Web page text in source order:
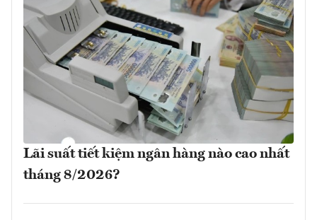
Lãi suất tiết kiệm ngân hàng nào cao nhất
tháng 8/2026?